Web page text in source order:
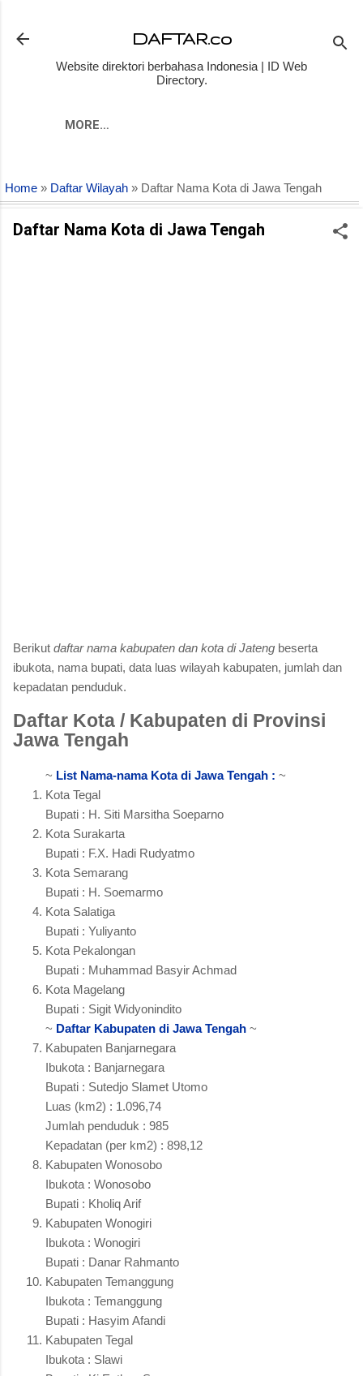
DAFTAR.co
Website direktori berbahasa Indonesia | ID Web
Directory.
MORE…
Home » Daftar Wilayah » Daftar Nama Kota di Jawa Tengah
Daftar Nama Kota di Jawa Tengah
Berikut daftar nama kabupaten dan kota di Jateng beserta
ibukota, nama bupati, data luas wilayah kabupaten, jumlah dan
kepadatan penduduk.
Daftar Kota / Kabupaten di Provinsi
Jawa Tengah
~ List Nama-nama Kota di Jawa Tengah : ~
Kota Tegal
Bupati : H. Siti Marsitha Soeparno
Kota Surakarta
Bupati : F.X. Hadi Rudyatmo
Kota Semarang
Bupati : H. Soemarmo
Kota Salatiga
Bupati : Yuliyanto
Kota Pekalongan
Bupati : Muhammad Basyir Achmad
Kota Magelang
Bupati : Sigit Widyonindito
~ Daftar Kabupaten di Jawa Tengah ~
Kabupaten Banjarnegara
Ibukota : Banjarnegara
Bupati : Sutedjo Slamet Utomo
Luas (km2) : 1.096,74
Jumlah penduduk : 985
Kepadatan (per km2) : 898,12
Kabupaten Wonosobo
Ibukota : Wonosobo
Bupati : Kholiq Arif
Kabupaten Wonogiri
Ibukota : Wonogiri
Bupati : Danar Rahmanto
Kabupaten Temanggung
Ibukota : Temanggung
Bupati : Hasyim Afandi
Kabupaten Tegal
Ibukota : Slawi